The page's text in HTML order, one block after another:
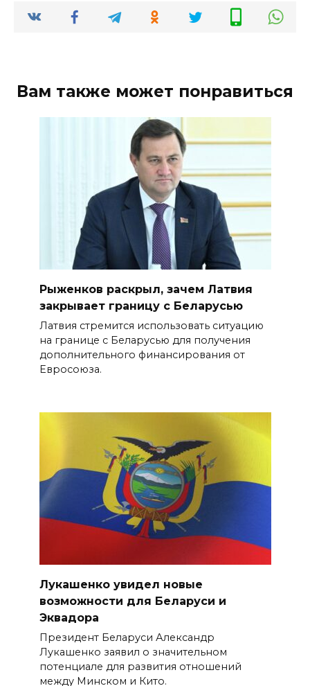
Вам также может понравиться
Рыженков раскрыл, зачем Латвия
закрывает границу с Беларусью
Латвия стремится использовать ситуацию
на границе с Беларусью для получения
дополнительного финансирования от
Евросоюза.
Лукашенко увидел новые
возможности для Беларуси и
Эквадора
Президент Беларуси Александр
Лукашенко заявил о значительном
потенциале для развития отношений
между Минском и Кито.